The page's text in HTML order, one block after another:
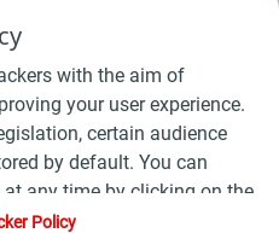
de Vente Bois
with the aim of
your user experience.
certain audience
by default. You can
any time by clicking on the
clicking on the "Accept"
Policy